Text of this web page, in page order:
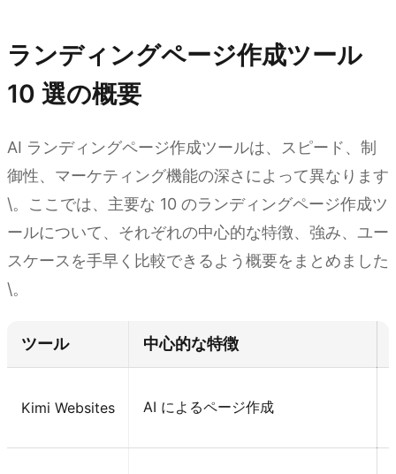
ランディングページ作成ツール
10 選の概要
AI ランディングページ作成ツールは、スピード、制
御性、マーケティング機能の深さによって異なります
\。ここでは、主要な 10 のランディングページ作成ツ
ールについて、それぞれの中心的な特徴、強み、ユー
スケースを手早く比較できるよう概要をまとめました
\。
ツール 中心的な特徴
Kimi Websites AI によるページ作成